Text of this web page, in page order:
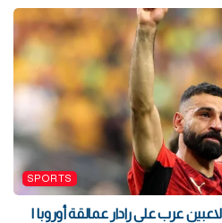
SPORTS
من سيكون الصفقة الأغلى؟ 5 لاعبين عرب على رادار عمالقة أوروبا |